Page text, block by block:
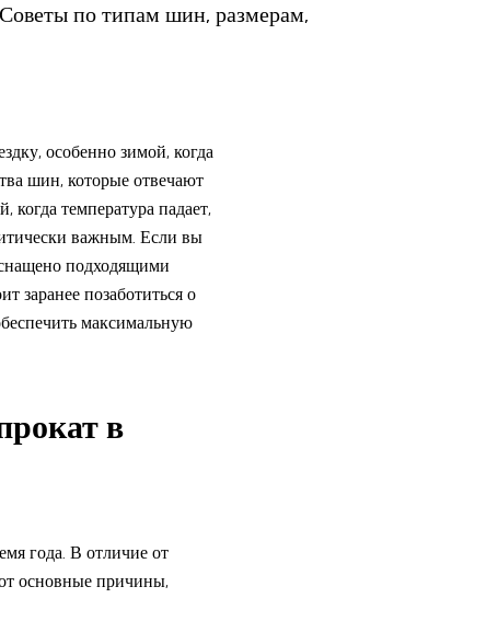
по типам шин, размерам,
особенно зимой, когда
шин, которые отвечают
когда температура падает,
важным. Если вы
подходящими
заранее позаботиться о
максимальную
в
года. В отличие от
основные причины,